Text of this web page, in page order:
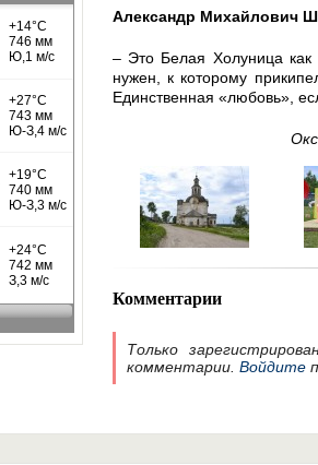
Александр Михайлович
– Это Белая Холуница как
нужен, к которому
Единственная «любовь»,
Комментарии
Только
комментарии. Войдите